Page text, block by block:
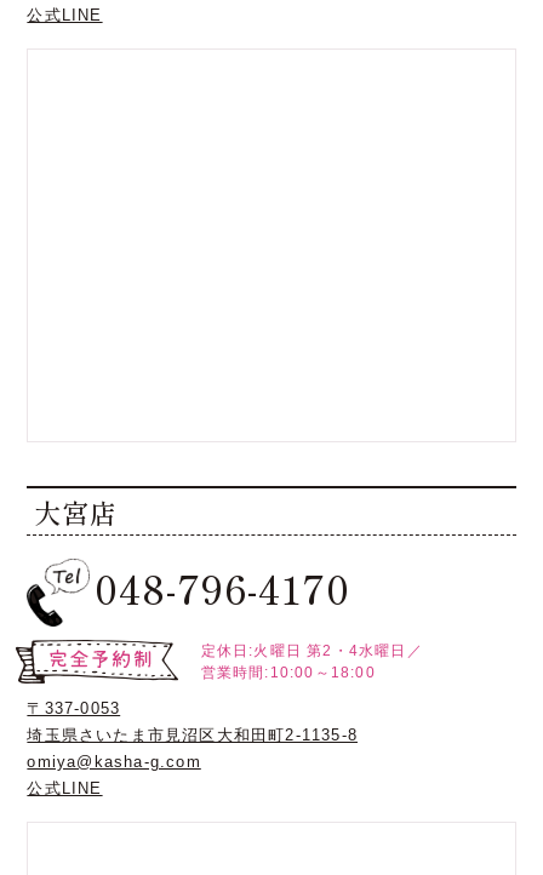
公式LINE
大宮店
048-796-4170
定休日:火曜日 第2・4水曜日／
営業時間:10:00～18:00
〒337-0053
埼玉県さいたま市見沼区大和田町2-1135-8
omiya@kasha-g.com
公式LINE